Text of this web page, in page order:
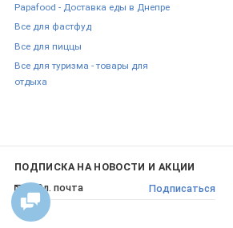
Papafood - Доставка еды в Днепре
Все для фастфуд
Все для пиццы
Все для туризма - товары для
отдыха
ПОДПИСКА НА НОВОСТИ И АКЦИИ
Подписаться